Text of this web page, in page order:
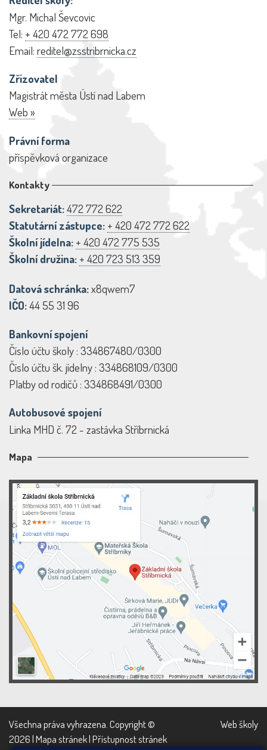
Mgr. Michal Ševcovic
Tel: + 420 472 772 698
Email: reditel@zsstribrnicka.cz
Zřizovatel
Magistrát města Ústí nad Labem
Web »
Právní forma
příspěvková organizace
Kontakty
Sekretariát:472 772 622
Statutární zástupce: + 420 472 772 622
Školní jídelna: + 420 472 775 535
Školní družina: + 420 723 513 359
Datová schránka:x8qwem7
IČO:44 55 31 96
Bankovní spojení
Číslo účtu školy : 334867480/0300
Číslo účtu šk. jídelny : 334868109/0300
Platby od rodičů : 334868491/0300
Autobusové spojení
Linka MHD č. 72 - zastávka Stříbrnická
Mapa
Všechna práva vyhrazena. Copyright ©
2026 |Mapa stránek|Přístupnost stránek
Web školy